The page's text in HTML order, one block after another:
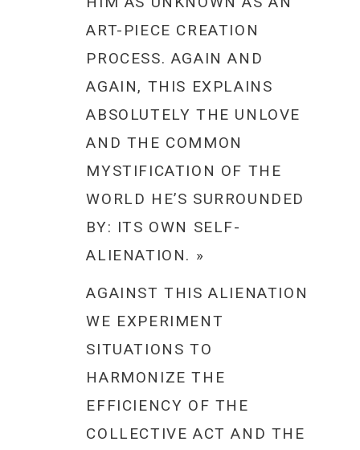
ART-PIECE CREATION
PROCESS. AGAIN AND
AGAIN, THIS EXPLAINS
ABSOLUTELY THE UNLOVE
AND THE COMMON
MYSTIFICATION OF THE
WORLD HE’S SURROUNDED
BY: ITS OWN SELF-
ALIENATION. »
AGAINST THIS ALIENATION
WE EXPERIMENT
SITUATIONS TO
HARMONIZE THE
EFFICIENCY OF THE
COLLECTIVE ACT AND THE